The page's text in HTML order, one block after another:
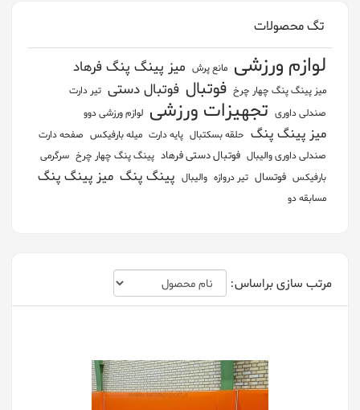
تگ محصولات
لوازم ورزشی مانع پرش میز پینگ پنگ فرهاد
ميز پينگ پنگ چهار چرخ فوتبال فوتبال دستی تیر دارت
صندلی داوری تجهیزات ورزشی لوازم ورزشی دوو
میز پینگ پنگ حلقه بسکتبال پایه دارت میله بارفیکس صفحه دارت
صندلی داوری والیبال فوتبال دستی فرهاد پينگ پنگ چهار چرخ سرگرمی
بارفیکس فوتسال تیر دروازه والیبال پینگ پنگ میز پینگ پنگ
مسابقه دو
مرتب سازی براساس: